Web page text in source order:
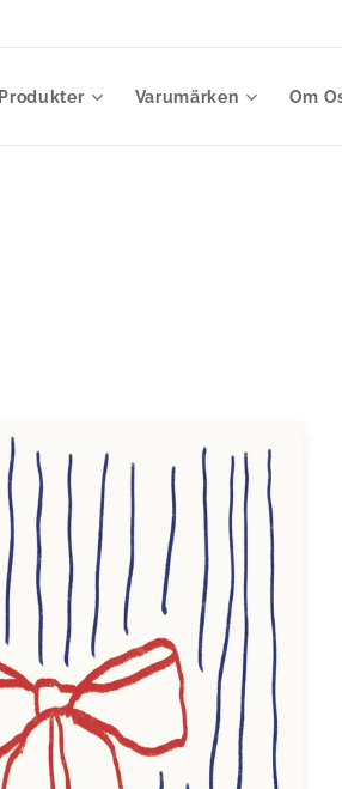
Produkter Varumärken Om